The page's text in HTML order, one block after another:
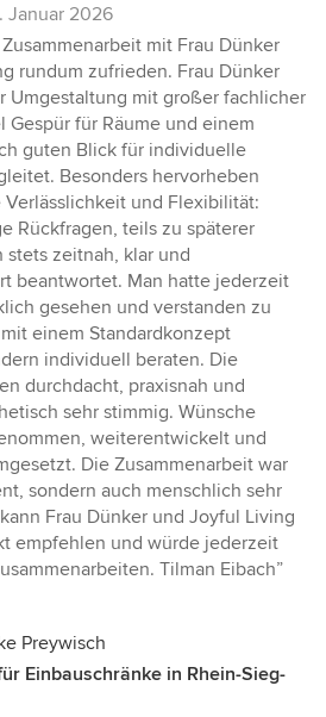
Januar 2026
mit Frau Dünker
rundum zufrieden. Frau Dünker
Umgestaltung mit großer fachlicher
Gespür für Räume und einem
guten Blick für individuelle
Besonders hervorheben
und Flexibilität:
Rückfragen, teils zu späterer
stets zeitnah, klar und
beantwortet. Man hatte jederzeit
gesehen und verstanden zu
einem Standardkonzept
individuell beraten. Die
durchdacht, praxisnah und
sehr stimmig. Wünsche
weiterentwickelt und
Die Zusammenarbeit war
sondern auch menschlich sehr
Frau Dünker und Joyful Living
empfehlen und würde jederzeit
Tilman Eibach”
Preywisch
Einbauschränke in Rhein-Sieg-